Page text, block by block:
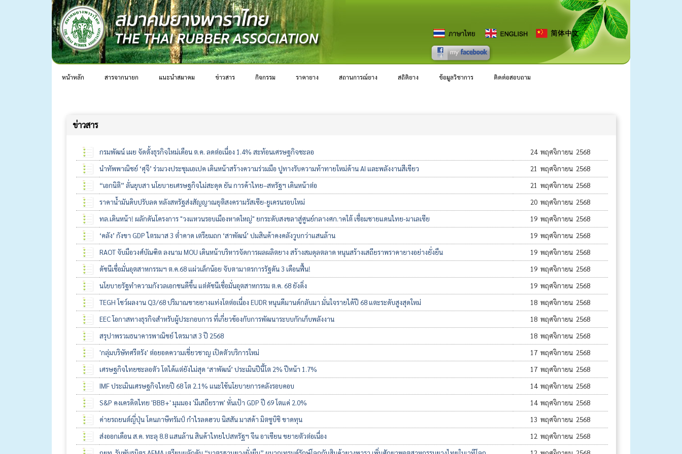
หน้าหลัก สารจากนายก แนะนำสมาคม ข่าวสาร กิจกรรม ราคายาง สถานการณ์ยาง สถิติยาง ข้อมูลวิชาการ ติดต่อสอบถาม
ข่าวสาร
กรมพัฒน์ เผย จัดตั้งธุรกิจใหม่เดือน ต.ค. ลดต่อเนื่อง 1.4% สะท้อนเศรษฐกิจชะลอ
24 พฤศจิกายน 2568
นำทัพพาณิชย์ ‘ศุจี’ ร่วมวงประชุมเอเปค เดินหน้าสร้างความร่วมมือ ปูทางรับความท้าทายใหม่ด้าน AI และพลังงานสีเขียว
21 พฤศจิกายน 2568
“เอกนิติ” ลั่นยุบสา นโยบายเศรษฐกิจไม่สะดุด ยัน การค้าไทย–สหรัฐฯ เดินหน้าต่อ
21 พฤศจิกายน 2568
ราคาน้ำมันดิบปรับลด หลังสหรัฐส่งสัญญาณยุติสงครามรัสเซีย-ยูเครนรอบใหม่
20 พฤศจิกายน 2568
ทล.เดินหน้า! ผลักดันโครงการ "วงแหวนรอบเมืองหาดใหญ่" ยกระดับสงขลาสู่ศูนย์กลางศก.าคใต้ เชื่อมชายแดนไทย-มาเลเซีย
19 พฤศจิกายน 2568
‘คลัง’ กังขา GDP ไตรมาส 3 ต่ำคาด เตรียมถก ‘สาพัฒน์’ ปมสินค้าคงคลังวูบกว่าแสนล้าน
19 พฤศจิกายน 2568
RAOT จับมือวงศ์บัณฑิต ลงนาม MOU เดินหน้าบริหารจัดการผลผลิตยาง สร้างสมดุลตลาด หนุนสร้างเสถียราพราคายางอย่างยั่งยืน
19 พฤศจิกายน 2568
ดัชนีเชื่อมั่นอุตสาหกรรมฯ ต.ค.68 แผ่วเล็กน้อย จับตามาตรการรัฐดัน 3 เดือนฟื้น!
19 พฤศจิกายน 2568
นโยบายรัฐทำความกังวลเอกชนดีขึ้น แต่ดัชนีเชื่อมั่นอุตสาหกรรม ต.ค. 68 ยังดิ่ง
19 พฤศจิกายน 2568
TEGH โชว์ผลงาน Q3/68 ปริมาณขายยางแท่งโตต่อเนื่อง EUDR หนุนดีมานด์กลับมา มั่นใจรายได้ปี 68 แตะระดับสูงสุดใหม่
18 พฤศจิกายน 2568
EEC โอกาสทางธุรกิจสำหรับผู้ประกอบการ ที่เกี่ยวข้องกับการพัฒนาระบบกักเก็บพลังงาน
18 พฤศจิกายน 2568
สรุปาพรวมธนาคารพาณิชย์ ไตรมาส 3 ปี 2568
18 พฤศจิกายน 2568
'กลุ่มบริษัทศรีตรัง' ต่อยอดความเชี่ยวชาญ เปิดตัวบริการใหม่
17 พฤศจิกายน 2568
เศรษฐกิจไทยชะลอตัว โตได้แต่ยังไม่สุด ‘สาพัฒน์’ ประเมินปีนี้โต 2% ปีหน้า 1.7%
17 พฤศจิกายน 2568
IMF ประเมินเศรษฐกิจไทยปี 68 โต 2.1% แนะใช้นโยบายการคลังรอบคอบ
14 พฤศจิกายน 2568
S&P คงเครดิตไทย 'BBB+' มุมมอง 'มีเสถียราพ' หั่นเป้า GDP ปี 69 โตแค่ 2.0%
14 พฤศจิกายน 2568
ค่ายรถยนต์ญี่ปุ่น โดนภาษีทรัมป์ กำไรลดฮวบ นิสสัน มาสด้า มิตซูบิชิ ขาดทุน
13 พฤศจิกายน 2568
ส่งออกเดือน ส.ค. ทะลุ 8.8 แสนล้าน สินค้าไทยไปสหรัฐฯ จีน อาเซียน ขยายตัวต่อเนื่อง
12 พฤศจิกายน 2568